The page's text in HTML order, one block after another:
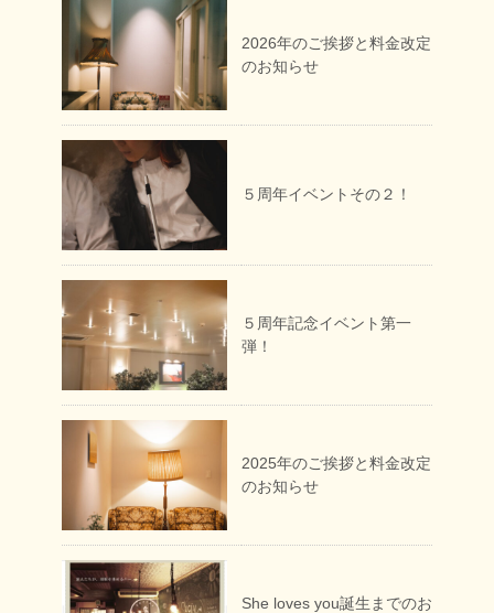
2026年のご挨拶と料金改定
のお知らせ
５周年イベントその２！
５周年記念イベント第一
弾！
2025年のご挨拶と料金改定
のお知らせ
She loves you誕生までのお